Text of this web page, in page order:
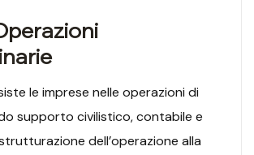
le imprese nelle operazioni di
supporto civilistico, contabile e
dell’operazione alla